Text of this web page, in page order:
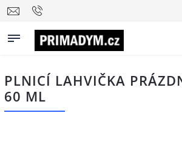
PLNICÍ LAHVIČKA
60 ML